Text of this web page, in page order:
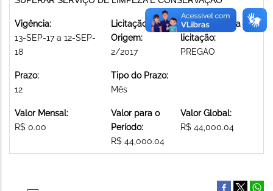
Vigência:
13-SEP-17 a 12-SEP-
18
Licitação de
Origem:
2/2017
Modalidade da
licitação:
PREGAO
Prazo:
12
Tipo do Prazo:
Mês
Valor Mensal:
R$ 0.00
Valor para o
Período:
R$ 44,000.04
Valor Global:
R$ 44,000.04